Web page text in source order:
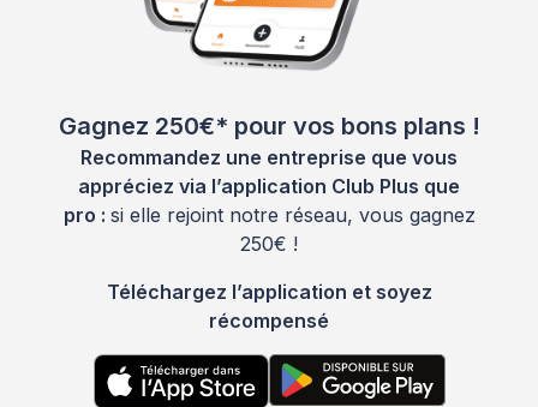
Gagnez 250€* pour vos bons plans !
Recommandez une entreprise que vous
appréciez via l’application Club Plus que
pro : si elle rejoint notre réseau, vous gagnez
250€ !
Téléchargez l’application et soyez
récompensé